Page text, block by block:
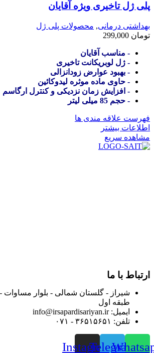
پلی ژل تاخیری ویژه آقایان
بهداشتی درمانی, محصولات پلی ژل
تومان
- مناسب آقایان
- ژل لوبریکانت تاخیری
- بهبود عوارض زودانزالی
- حاوی ماده موثره لیدوکائین
- افزایش زمان نزدیکی و کنترل ارگاسم
- حجم 85 میلی لیتر
فهرست علاقه مندی ها
اطلاعات بیشتر
مشاهده سریع
ارتباط با ما
شیراز - گلستان شمالی - بلوار مساوات
طبقه اول
ایمیل: info@irsapardisariyan.ir
تلفن: ۳۶۵۱۵۶۵۱ - ۰۷۱
Telegram
Instagram